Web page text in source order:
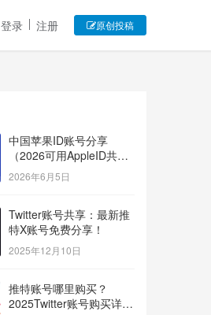
登录 注册 原创投稿
中国苹果ID账号分享
（2026可用AppleID共享
账号）
2026年6月5日
Twitter账号共享：最新推
特X账号免费分享！
2025年12月10日
推特账号哪里购买？
2025Twitter账号购买详细